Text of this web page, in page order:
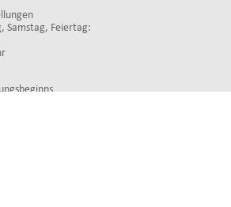
Samstag, Feiertag: